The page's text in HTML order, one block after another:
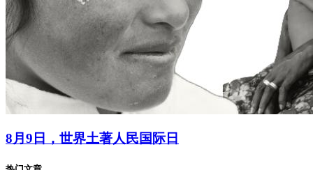
8月9日，世界土著人民国际日